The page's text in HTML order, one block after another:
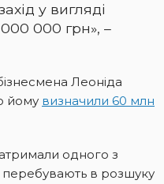
у вигляді
000 грн», –
Леоніда
йому визначили 60 млн
одного з
перебувають в розшуку